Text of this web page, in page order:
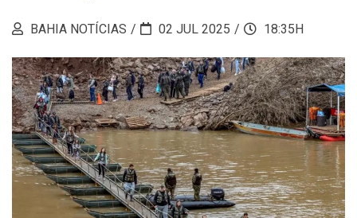
BAHIA NOTÍCIAS 02 JUL 2025 18:35H